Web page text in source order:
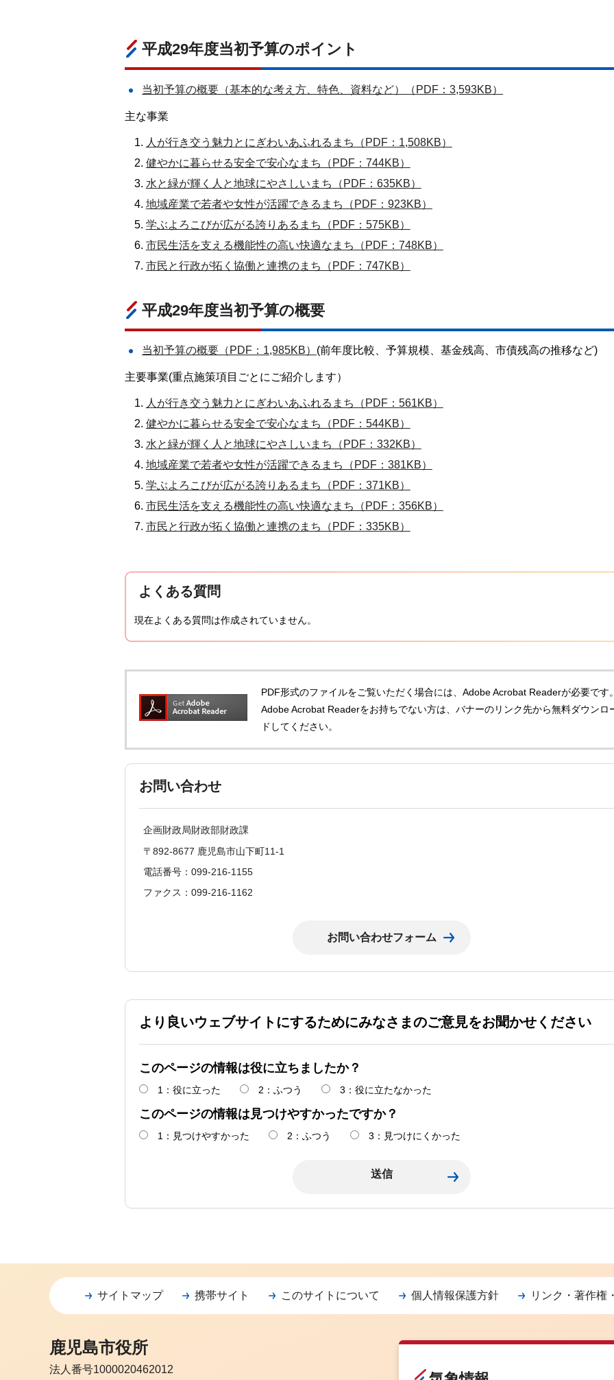
平成29年度当初予算のポイント
当初予算の概要（基本的な考え方、特色、資料など）（PDF：3,593KB）
主な事業
人が行き交う魅力とにぎわいあふれるまち（PDF：1,508KB）
健やかに暮らせる安全で安心なまち（PDF：744KB）
水と緑が輝く人と地球にやさしいまち（PDF：635KB）
地域産業で若者や女性が活躍できるまち（PDF：923KB）
学ぶよろこびが広がる誇りあるまち（PDF：575KB）
市民生活を支える機能性の高い快適なまち（PDF：748KB）
市民と行政が拓く協働と連携のまち（PDF：747KB）
平成29年度当初予算の概要
当初予算の概要（PDF：1,985KB） (前年度比較、予算規模、基金残高、市債残高の推移など)
主要事業(重点施策項目ごとにご紹介します）
人が行き交う魅力とにぎわいあふれるまち（PDF：561KB）
健やかに暮らせる安全で安心なまち（PDF：544KB）
水と緑が輝く人と地球にやさしいまち（PDF：332KB）
地域産業で若者や女性が活躍できるまち（PDF：381KB）
学ぶよろこびが広がる誇りあるまち（PDF：371KB）
市民生活を支える機能性の高い快適なまち（PDF：356KB）
市民と行政が拓く協働と連携のまち（PDF：335KB）
よくある質問
現在よくある質問は作成されていません。
PDF形式のファイルをご覧いただく場合には、Adobe Acrobat Readerが必要です
Adobe Acrobat Readerをお持ちでない方は、バナーのリンク先から無料ダウンロ
ドしてください。
お問い合わせ
企画財政局財政部財政課
〒892-8677 鹿児島市山下町11-1
電話番号：099-216-1155
ファクス：099-216-1162
より良いウェブサイトにするためにみなさまのご意見をお聞かせください
このページの情報は役に立ちましたか？
1：役に立った 2：ふつう 3：役に立たなかった
このページの情報は見つけやすかったですか？
1：見つけやすかった 2：ふつう 3：見つけにくかった
サイトマップ 携帯サイト このサイトについて 個人情報保護方針 リンク・著作権
鹿児島市役所
法人番号1000020462012